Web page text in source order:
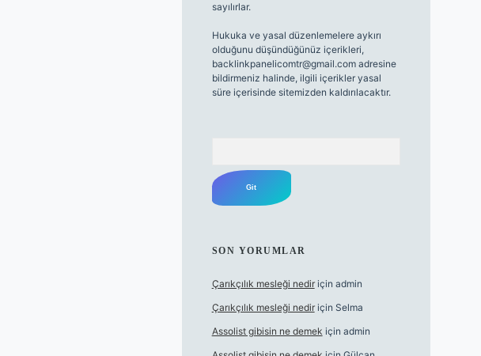
sayılırlar.
Hukuka ve yasal düzenlemelere aykırı
olduğunu düşündüğünüz içerikleri,
backlinkpanelicomtr@gmail.comadresine
bildirmeniz halinde, ilgili içerikler yasal
süre içerisinde sitemizden kaldırılacaktır.
SON YORUMLAR
Çarıkçılık mesleği nediriçin admin
Çarıkçılık mesleği nediriçin Selma
Assolist gibisin ne demek için admin